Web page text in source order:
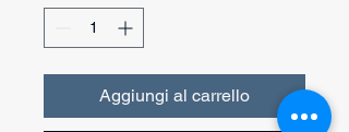
Aggiungi al carrello